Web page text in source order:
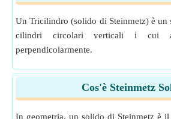
Un Tricilindro (solido di Steinmetz) è un
cilindri circolari verticali i cui
perpendicolarmente.
Cos'è Steinmetz
In geometria, un solido di Steinmetz è